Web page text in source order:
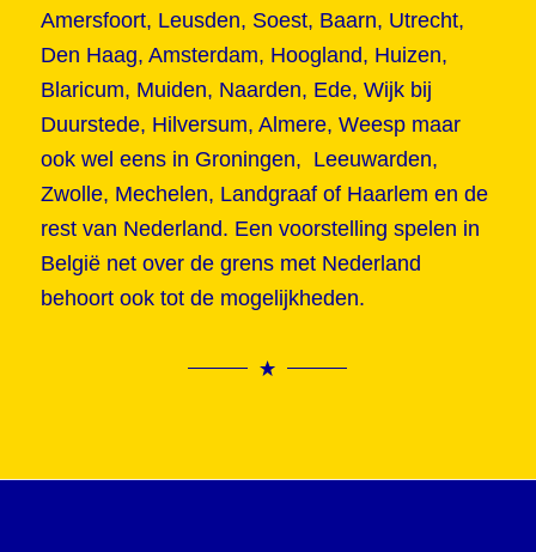
Amersfoort, Leusden, Soest, Baarn, Utrecht,
Den Haag, Amsterdam, Hoogland, Huizen,
Blaricum, Muiden, Naarden, Ede, Wijk bij
Duurstede, Hilversum, Almere, Weesp maar
ook wel eens in Groningen, Leeuwarden,
Zwolle, Mechelen, Landgraaf of Haarlem en de
rest van Nederland. Een voorstelling spelen in
België net over de grens met Nederland
behoort ook tot de mogelijkheden.